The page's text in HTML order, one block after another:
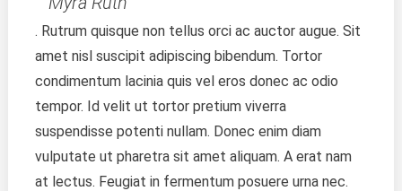
. Rutrum quisque non tellus orci ac auctor augue. Sit
amet nisl suscipit adipiscing bibendum. Tortor
condimentum lacinia quis vel eros donec ac odio
tempor. Id velit ut tortor pretium viverra
suspendisse potenti nullam. Donec enim diam
vulputate ut pharetra sit amet aliquam. A erat nam
at lectus. Feugiat in fermentum posuere urna nec.